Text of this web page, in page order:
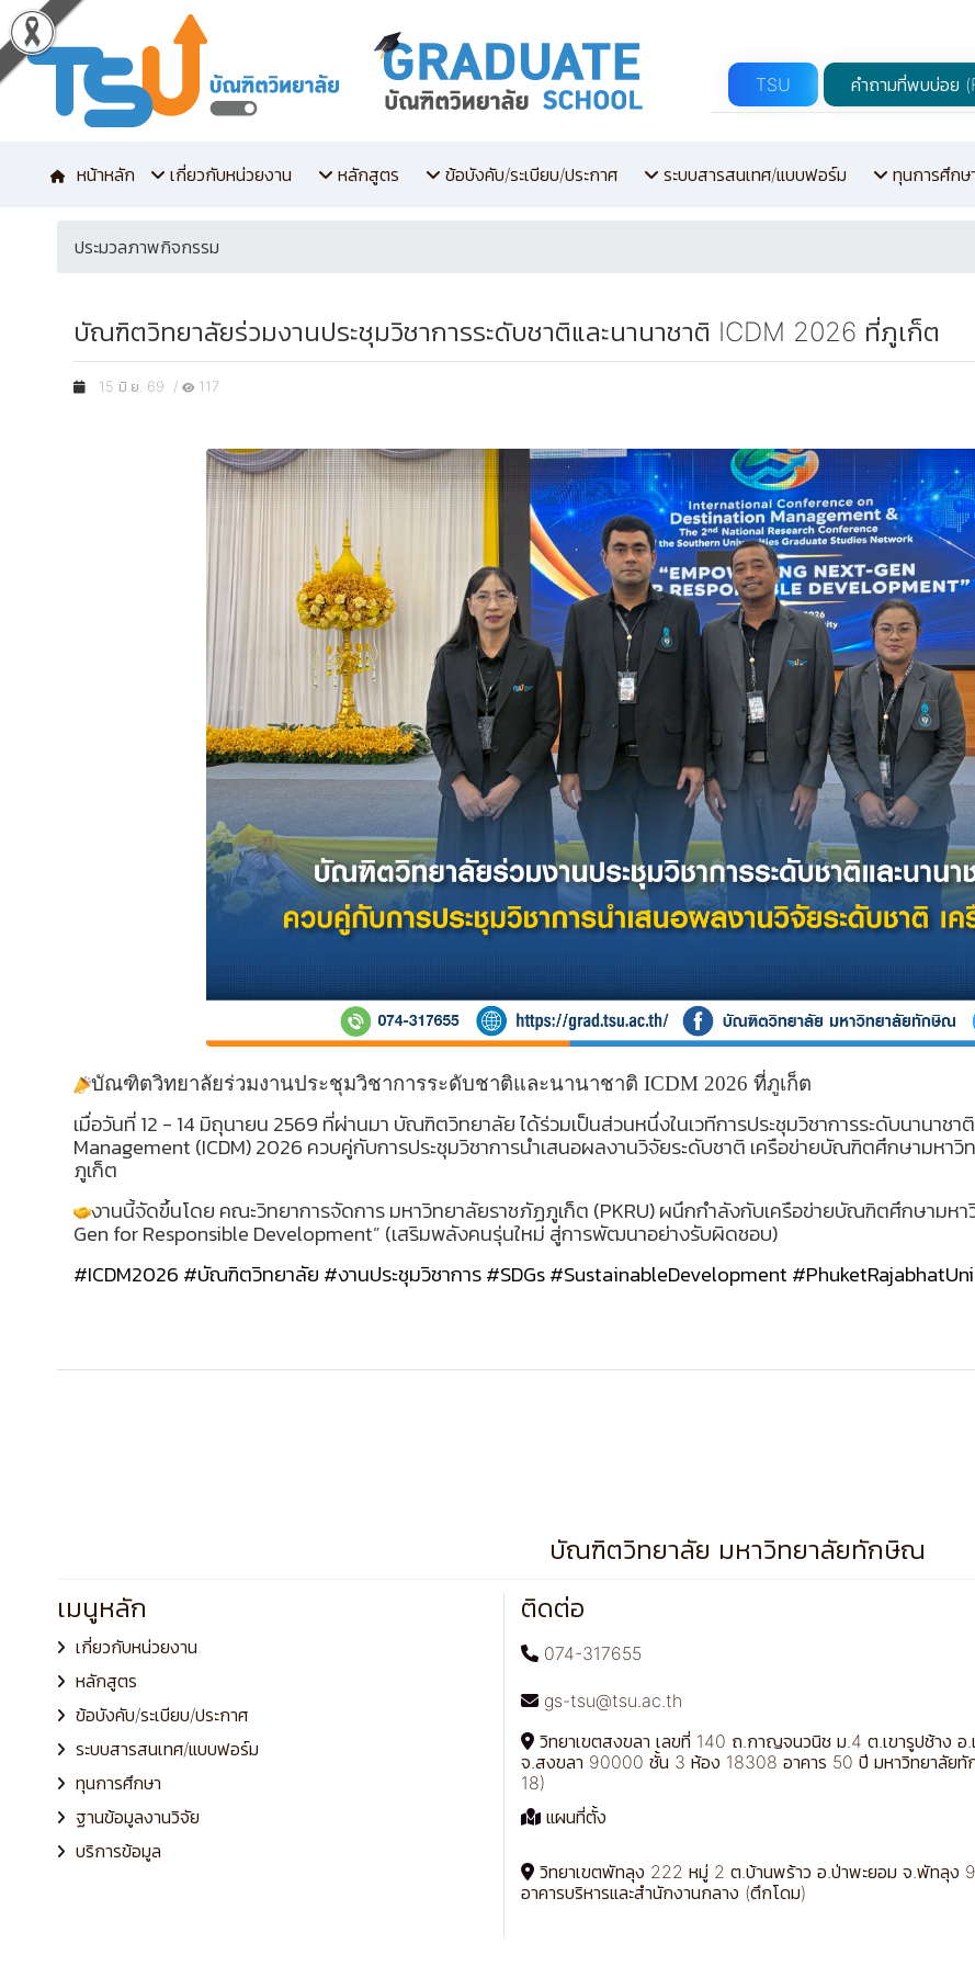
TSU
คำถามที่พบบ่อย
หน้าหลัก เกี่ยวกับหน่วยงาน หลักสูตร ข้อบังคับ/ระเบียบ/ประกาศ ระบบสารสนเทศ/แบบฟอร์ม ทุนการศึกษ
ประมวลภาพกิจกรรม
บัณฑิตวิทยาลัยร่วมงานประชุมวิชาการระดับชาติและนานาชาติ ICDM 2026 ที่ภูเก็ต
15 มิ.ย. 69 / 117
บัณฑิตวิทยาลัยร่วมงานประชุมวิชาการระดับชาติและนานาชาติ ICDM 2026 ที่ภูเก็ต
เมื่อวันที่12 - 14 มิถุนายน 2569 ที่ผ่านมา บัณฑิตวิทยาลัย ได้ร่วมเป็นส่วนหนึ่งในเวทีการประชุมวิชาการระดับนานา
Management (ICDM) 2026 ควบคู่กับการประชุมวิชาการนำเสนอผลงานวิจัยระดับชาติ เครือข่ายบัณฑิตศึกษามห
ภูเก็ต
งานนี้จัดขึ้นโดย คณะวิทยาการจัดการ มหาวิทยาลัยราชภัฏภูเก็ต (PKRU) ผนึกกำลังกับเครือข่ายบัณฑิตศึกษามห
Gen for Responsible Development” (เสริมพลังคนรุ่นใหม่ สู่การพัฒนาอย่างรับผิดชอบ)
#ICDM2026 #บัณฑิตวิทยาลัย #งานประชุมวิชาการ#SDGs#SustainableDevelopment
บัณฑิตวิทยาลัย มหาวิทยาลัยทักษิณ
เมนูหลัก
เกี่ยวกับหน่วยงาน
หลักสูตร
ข้อบังคับ/ระเบียบ/ประกาศ
ระบบสารสนเทศ/แบบฟอร์ม
ทุนการศึกษา
ฐานข้อมูลงานวิจัย
บริการข้อมูล
ติดต่อ
074-317655
gs-tsu@tsu.ac.th
วิทยาเขตสงขลา เลขที่ 140 ถ.กาญจนวนิช ม.4 ต.เขารูปช้าง อ.
จ.สงขลา 90000 ชั้น 3 ห้อง 18308 อาคาร 50 ปี มหาวิทยาลัยทั
18)
แผนที่ตั้ง
วิทยาเขตพัทลุง 222 หมู่ 2 ต.บ้านพร้าว อ.ป่าพะยอม จ.พัทลุง
อาคารบริหารและสำนักงานกลาง (ตึกโดม)